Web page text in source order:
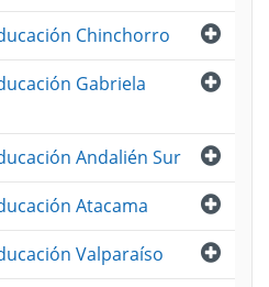
Abrir
Chinchorro
Abrir
Gabriela
Abrir
Andalién Sur
Abrir
Atacama
Abrir
Valparaíso